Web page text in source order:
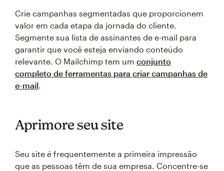
Crie campanhas segmentadas que proporcionem
valor em cada etapa da jornada do cliente.
Segmente sua lista de assinantes de e-mail para
garantir que você esteja enviando conteúdo
relevante. O Mailchimp tem um conjunto
completo de ferramentas para criar campanhas de
e-mail.
Aprimore seu site
Seu site é frequentemente a primeira impressão
que as pessoas têm de sua empresa. Concentre-se